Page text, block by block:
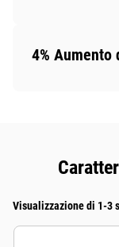
4% Aumento
Visualizzazione di 1-3